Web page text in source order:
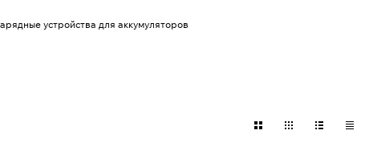
устройства для аккумуляторов